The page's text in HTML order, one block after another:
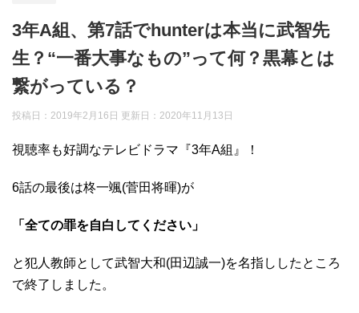
3年A組、第7話でhunterは本当に武智先
生？“一番大事なもの”って何？黒幕とは
繋がっている？
投稿日：2019年2月16日 更新日： 2020年11月13日
視聴率も好調なテレビドラマ『3年A組』！
6話の最後は柊一颯(菅田将暉)が
「全ての罪を自白してください」
と犯人教師として武智大和(田辺誠一)を名指ししたところ
で終了しました。